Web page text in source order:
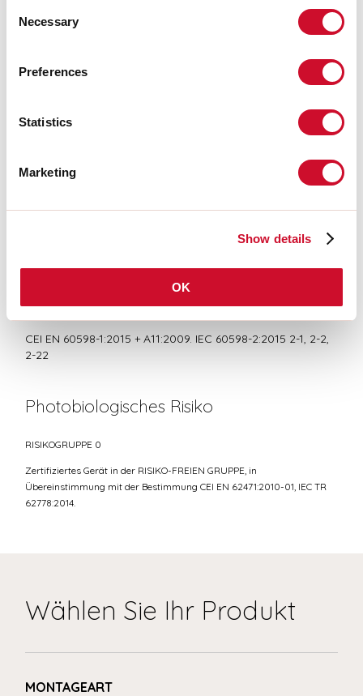
Selection
Necessary
Preferences
Statistics
Marketing
Show details
OK
BIM/CAD
Übereinstimmung
CEI EN 60598-1:2015 + A11:2009. IEC 60598-2:2015 2-1, 2-2,
2-22
Photobiologisches Risiko
RISIKOGRUPPE 0
Zertifiziertes Gerät in der RISIKO-FREIEN GRUPPE, in
Übereinstimmung mit der Bestimmung CEI EN 62471:2010-01, IEC TR
62778:2014.
Wählen Sie Ihr Produkt
MONTAGEART